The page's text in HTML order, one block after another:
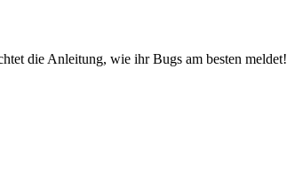
die Anleitung, wie ihr Bugs am besten meldet!